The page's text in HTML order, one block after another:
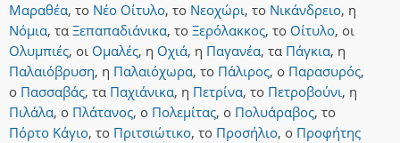
Μαραθέα, το Νέο Οίτυλο, το Νεοχώρι, το Νικάνδρειο, η
Νόμια, τα Ξεπαπαδιάνικα, το Ξερόλακκος, το Οίτυλο, οι
Ολυμπιές, οι Ομαλές, η Οχιά, η Παγανέα, τα Πάγκια, η
Παλαιόβρυση, η Παλαιόχωρα, το Πάλιρος, ο Παρασυρός,
ο Πασσαβάς, τα Παχιάνικα, η Πετρίνα, το Πετροβούνι, η
Πιλάλα, ο Πλάτανος, ο Πολεμίτας, ο Πολυάραβος, το
Πόρτο Κάγιο, το Πριτσιώτικο, το Προσήλιο, ο Προφήτης